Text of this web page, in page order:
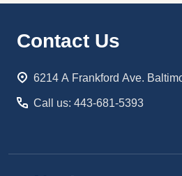
Footer
Contact Us
6214 A Frankford Ave.
Call us: 443-681-5393